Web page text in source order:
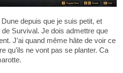
depuis que je suis petit, et
Survival. Je dois admettre que
J’ai quand même hâte de voir ce
qu’ils ne vont pas se planter. Ca